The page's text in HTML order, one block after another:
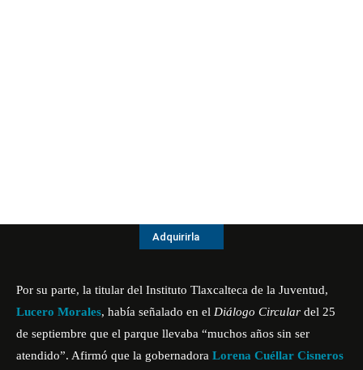
Adquirirla
Por su parte, la titular del Instituto Tlaxcalteca de la Juventud,
Lucero Morales, había señalado en el Diálogo Circular del 25
de septiembre que el parque llevaba “muchos años sin ser
atendido”. Afirmó que la gobernadora Lorena Cuéllar Cisneros